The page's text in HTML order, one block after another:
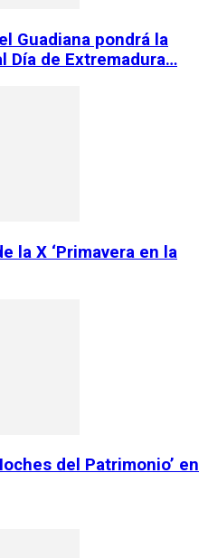
Guadiana pondrá la
Día de Extremadura…
la X ‘Primavera en la
del Patrimonio’ en